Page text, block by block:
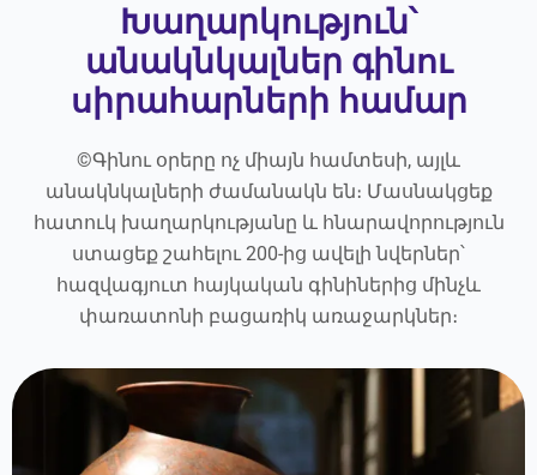
Խաղարկություն՝
անակնկալներ գինու
սիրահարների համար
©Գինու օրերը ոչ միայն համտեսի, այլև
անակնկալների ժամանակն են։ Մասնակցեք
հատուկ խաղարկությանը և հնարավորություն
ստացեք շահելու 200-ից ավելի նվերներ՝
հազվագյուտ հայկական գինիներից մինչև
փառատոնի բացառիկ առաջարկներ։